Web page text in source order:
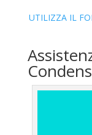
UTILIZZA IL